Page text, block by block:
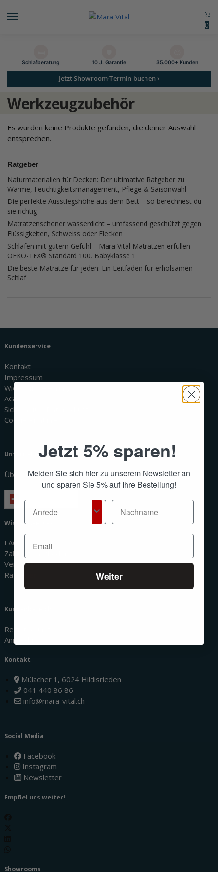
0
Schlaf­beratung 10 J. Garantie 35.000+ Kunden
Jetzt Showroom-Termin buchen ›
Werkzeugzubehör
Es wurden keine Produkte gefunden, die deiner Auswahl
entsprechen.
Ratgeber
Naturmaterialien für Decken: Der ultimative Ratgeber zu
Wärme, Feuchtigkeitsmanagement, Pflege & Saisonwahl
Die perfekte Ausstiegshöhe aus dem Bett – so berechnest du
sie richtig
Matratzenschoner wasserdicht – umfassend geschützt gegen
Flüssigkeiten, Schweiss oder Flecken
Schlafen mit gutem Gefühl – Mara Vital Matratzen erfüllen
OEKO-TEX® Standard 100, Babyklasse 1
Die beste Matratze für jeden: Ein Leitfaden für erholsamen
Schlaf
Kundenservice
Kontakt
Impressum
Widerrufsbelehrung
AGBs
Sicherheit & Datenschutz
Cookie Richtlinie
Unternehmen
Über uns
Deutsch
Wissenswertes
FAQ
Zahlungsmethoden
Versandinformationen
Ratgeber
Kundenbereich
Registrierung
Anmeldung
Kontakt
Mülacher 1, 6024 Hildisrieden
041 440 86 86
info@mara-vital.ch
Social Media
Facebook
Instagram
Newsletter
Empfiel uns weiter!
Showrooms
Jetzt 5% sparen!
Melden Sie sich hier zu unserem Newsletter an
und sparen Sie 5% auf Ihre Bestellung!
Weiter